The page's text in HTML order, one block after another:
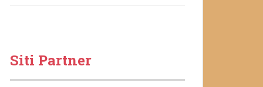
Siti Partner